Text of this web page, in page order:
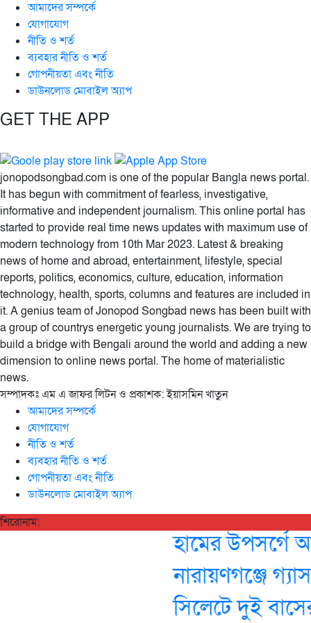
আমাদের সম্পর্কে
যোগাযোগ
নীতি ও শর্ত
ব্যবহার নীতি ও শর্ত
গোপনীয়তা এবং নীতি
ডাউনলোড মোবাইল অ্যাপ
GET THE APP
jonopodsongbad.com is one of the popular Bangla news portal.
It has begun with commitment of fearless, investigative,
informative and independent journalism. This online portal has
started to provide real time news updates with maximum use of
modern technology from 10th Mar 2023. Latest & breaking
news of home and abroad, entertainment, lifestyle, special
reports, politics, economics, culture, education, information
technology, health, sports, columns and features are included in
it. A genius team of Jonopod Songbad news has been built with
a group of countrys energetic young journalists. We are trying to
build a bridge with Bengali around the world and adding a new
dimension to online news portal. The home of materialistic
news.
সম্পাদকঃ এম এ জাফর লিটন ও প্রকাশক: ইয়াসমিন খাতুন
আমাদের সম্পর্কে
যোগাযোগ
নীতি ও শর্ত
ব্যবহার নীতি ও শর্ত
গোপনীয়তা এবং নীতি
ডাউনলোড মোবাইল অ্যাপ
শিরোনাম:
হামের উপসর্গে
নারায়ণগঞ্জে
সিলেটে দুই